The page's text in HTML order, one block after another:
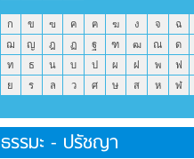
ก ข ฃ ค ฅ ฆ ง จ ฉ
ฌ
ญ ฎ ฏ ฐ ฑ ฒ ณ ด
ท
ธ น บ ป ผ ฝ พ ฟ
ย
ร ล ว ศ ษ ส ห ฬ
ธรรมะ - ปรัชญา